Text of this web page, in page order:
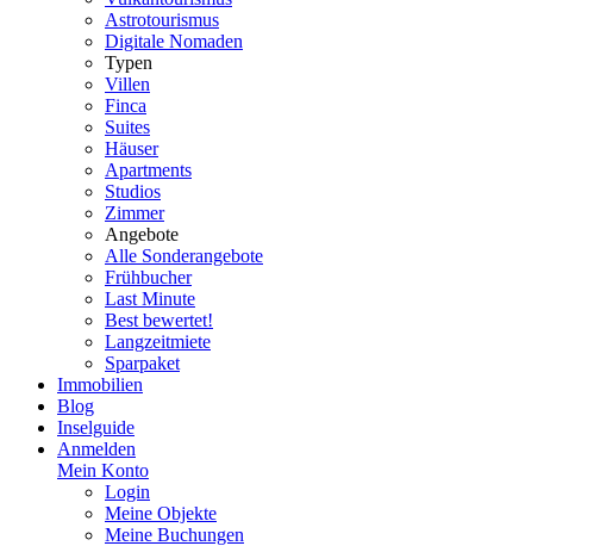
Astrotourismus
Digitale Nomaden
Typen
Villen
Finca
Suites
Häuser
Apartments
Studios
Zimmer
Angebote
Alle Sonderangebote
Frühbucher
Last Minute
Best bewertet!
Langzeitmiete
Sparpaket
Immobilien
Blog
Inselguide
Anmelden
Mein Konto
Login
Meine Objekte
Meine Buchungen